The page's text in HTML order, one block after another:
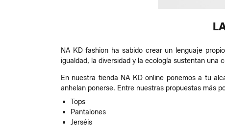
NA KD fashion ha sabido crear un lenguaje
igualdad, la diversidad y la ecología sustentan una
En nuestra tienda NA KD online ponemos a tu
anhelan ponerse. Entre nuestras propuestas más
Tops
Pantalones
Jerséis